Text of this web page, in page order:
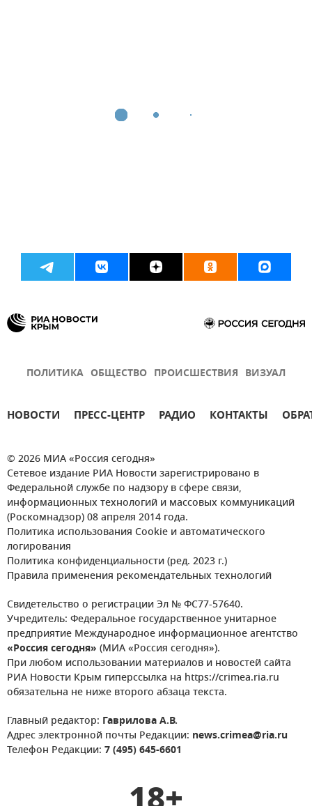
ПОЛИТИКА ОБЩЕСТВО ПРОИСШЕСТВИЯ ВИЗУАЛ
НОВОСТИ ПРЕСС-ЦЕНТР РАДИО КОНТАКТЫ
© 2026 МИА «Россия сегодня»
Сетевое издание РИА Новости зарегистрировано в
Федеральной службе по надзору в сфере связи,
информационных технологий и массовых коммуникаций
(Роскомнадзор) 08 апреля 2014 года.
Политика использования Cookie и автоматического
логирования
Политика конфиденциальности (ред. 2023 г.)
Правила применения рекомендательных технологий
Свидетельство о регистрации Эл № ФС77-57640.
Учредитель: Федеральное государственное унитарное
предприятие Международное информационное агентство
«Россия сегодня» (МИА «Россия сегодня»).
При любом использовании материалов и новостей сайта
РИА Новости Крым гиперссылка на https://crimea.ria.ru
обязательна не ниже второго абзаца текста.
Главный редактор: Гаврилова А.В.
Адрес электронной почты Редакции: news.crimea@ria.ru
Телефон Редакции: 7 (495) 645-6601